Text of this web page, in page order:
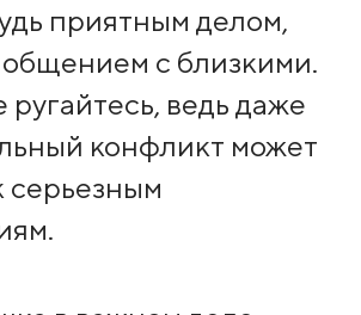
приятным делом,
с близкими.
ругайтесь, ведь даже
конфликт может
серьезным